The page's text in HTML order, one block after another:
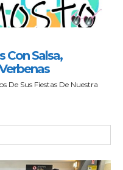
Con Salsa,
De Sus Fiestas De Nuestra